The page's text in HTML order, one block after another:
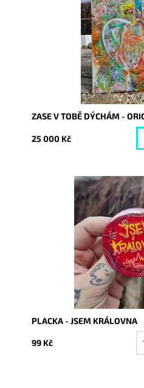
10161
ZASE V TOBĚ DÝCHÁM -
25 000 Kč
Dostupnost:
Skladem
10150
PLACKA - JSEM KRÁLOVNA
99 Kč